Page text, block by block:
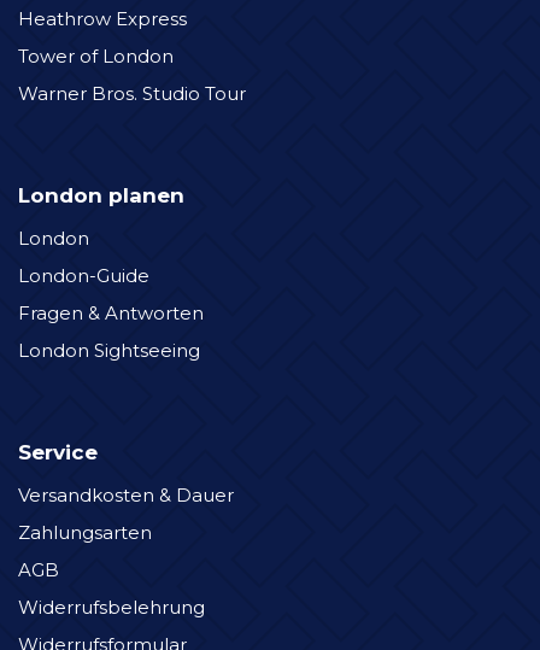
Heathrow Express
Tower of London
Warner Bros. Studio Tour
London planen
London
London-Guide
Fragen & Antworten
London Sightseeing
Service
Versandkosten & Dauer
Zahlungsarten
AGB
Widerrufsbelehrung
Widerrufsformular